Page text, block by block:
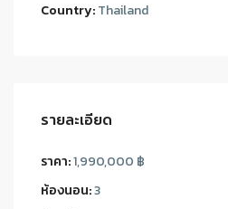
Country:Thailand
รายละเอียด
ราคา:1,990,000 ฿
ห้องนอน:3